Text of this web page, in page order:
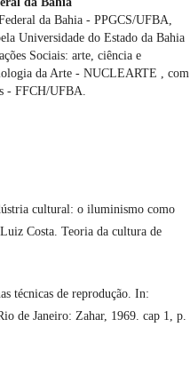
da Bahia - PPGCS/UFBA,
Universidade do Estado da Bahia
Sociais: arte, ciência e
da Arte - NUCLEARTE , com
- FFCH/UFBA.
cultural: o iluminismo como
Costa. Teoria da cultura de
técnicas de reprodução. In:
de Janeiro: Zahar, 1969. cap 1, p.